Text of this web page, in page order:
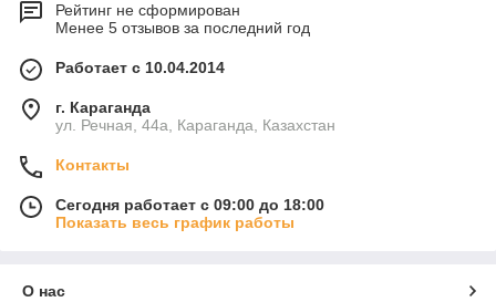
Рейтинг не сформирован
Менее 5 отзывов за последний год
Работает с 10.04.2014
г. Караганда
ул. Речная, 44а, Караганда, Казахстан
Контакты
Сегодня работает с 09:00 до 18:00
Показать весь график работы
О нас